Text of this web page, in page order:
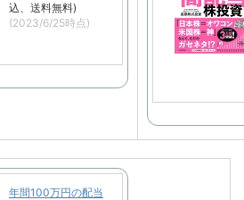
込、送料無料)
(2023/6/25時点)
年間100万円の配当